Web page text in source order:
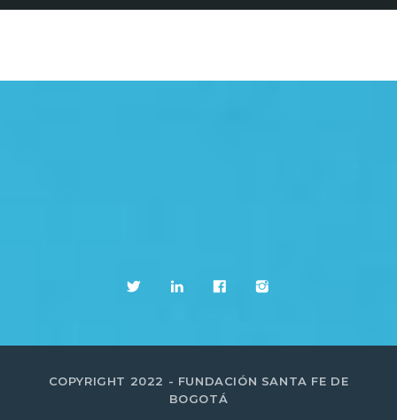
COPYRIGHT 2022 - FUNDACIÓN SANTA FE DE
BOGOTÁ